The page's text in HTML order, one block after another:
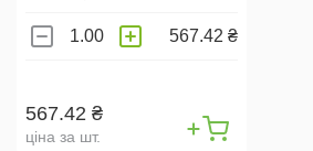
567.42 ₴
567.42 ₴
ціна за шт.